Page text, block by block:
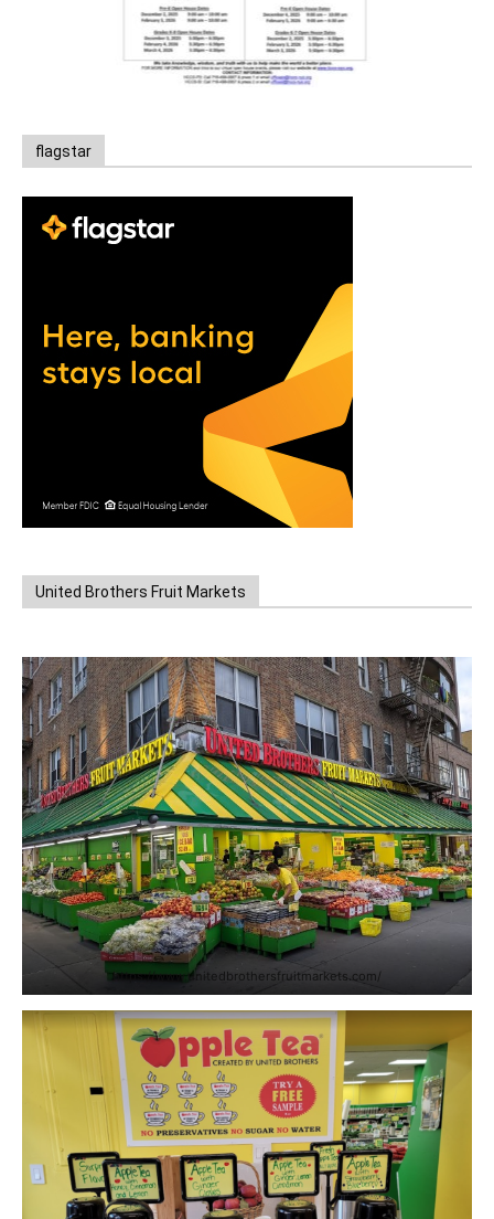
flagstar
United Brothers Fruit Markets
https://www.unitedbrothersfruitmarkets.com/